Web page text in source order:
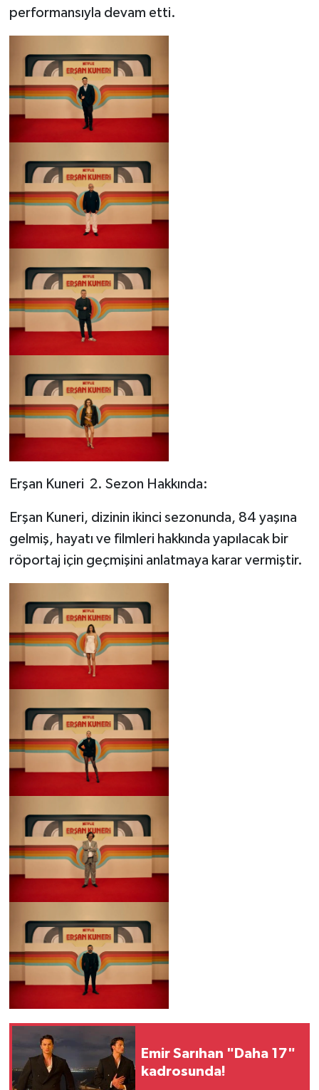
performansıyla devam etti.
Erşan Kuneri 2. Sezon Hakkında:
Erşan Kuneri, dizinin ikinci sezonunda, 84 yaşına
gelmiş, hayatı ve filmleri hakkında yapılacak bir
röportaj için geçmişini anlatmaya karar vermiştir.
Emir Sarıhan "Daha 17"
kadrosunda!